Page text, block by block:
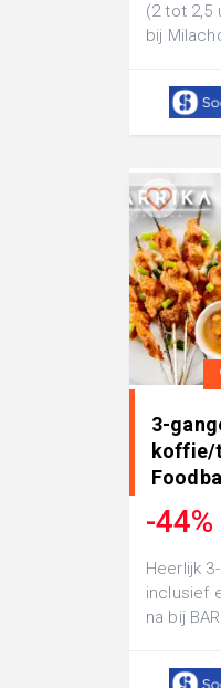
(2 tot 2,5
bij
3-
koffie/
-44%
Heerlijk
inclusief
na bij